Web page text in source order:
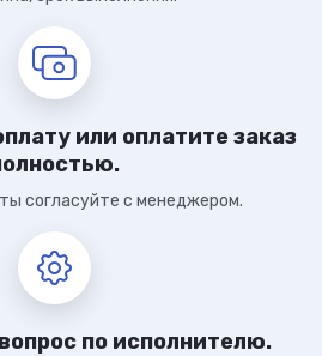
или оплатите заказ
согласуйте с менеджером.
по исполнителю.